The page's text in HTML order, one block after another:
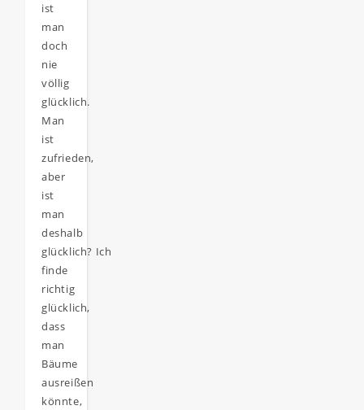
ist
man
doch
nie
völlig
glücklich.
Man
ist
zufrieden,
aber
ist
man
deshalb
glücklich? Ich
finde
richtig
glücklich,
dass
man
Bäume
ausreißen
könnte,